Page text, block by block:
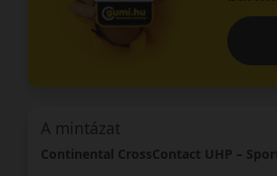
A mintázat
Continental CrossContact UHP –